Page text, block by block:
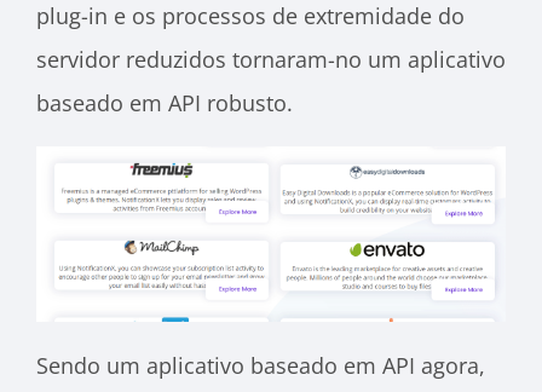
plug-in e os processos de extremidade do
servidor reduzidos tornaram-no um aplicativo
baseado em API robusto.
Sendo um aplicativo baseado em API agora,